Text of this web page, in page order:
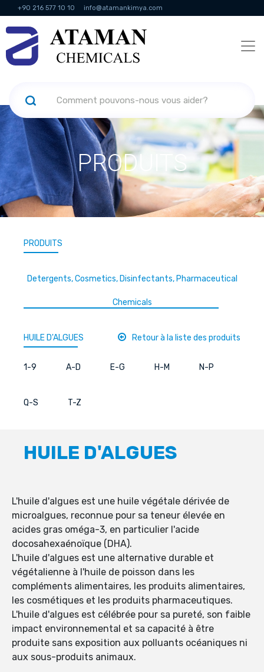
+90 216 577 10 10 info@atamankimya.com
KVKK Politikası Services de la société de l'information
humaines
PRODUITS
PRODUITS
Detergents, Cosmetics, Disinfectants, Pharmaceutical
Chemicals
HUILE D'ALGUES Retour à la liste des produits
1-9 A-D E-G H-M N-P
Q-S T-Z
HUILE D'ALGUES
L'huile d'algues est une huile végétale dérivée de
microalgues, reconnue pour sa teneur élevée en
acides gras oméga-3, en particulier l'acide
docosahexaénoïque (DHA).
L'huile d'algues est une alternative durable et
végétalienne à l'huile de poisson dans les
compléments alimentaires, les produits alimentaires,
les cosmétiques et les produits pharmaceutiques.
L'huile d'algues est célébrée pour sa pureté, son faible
impact environnemental et sa capacité à être
produite sans exposition aux polluants océaniques ni
aux sous-produits animaux.